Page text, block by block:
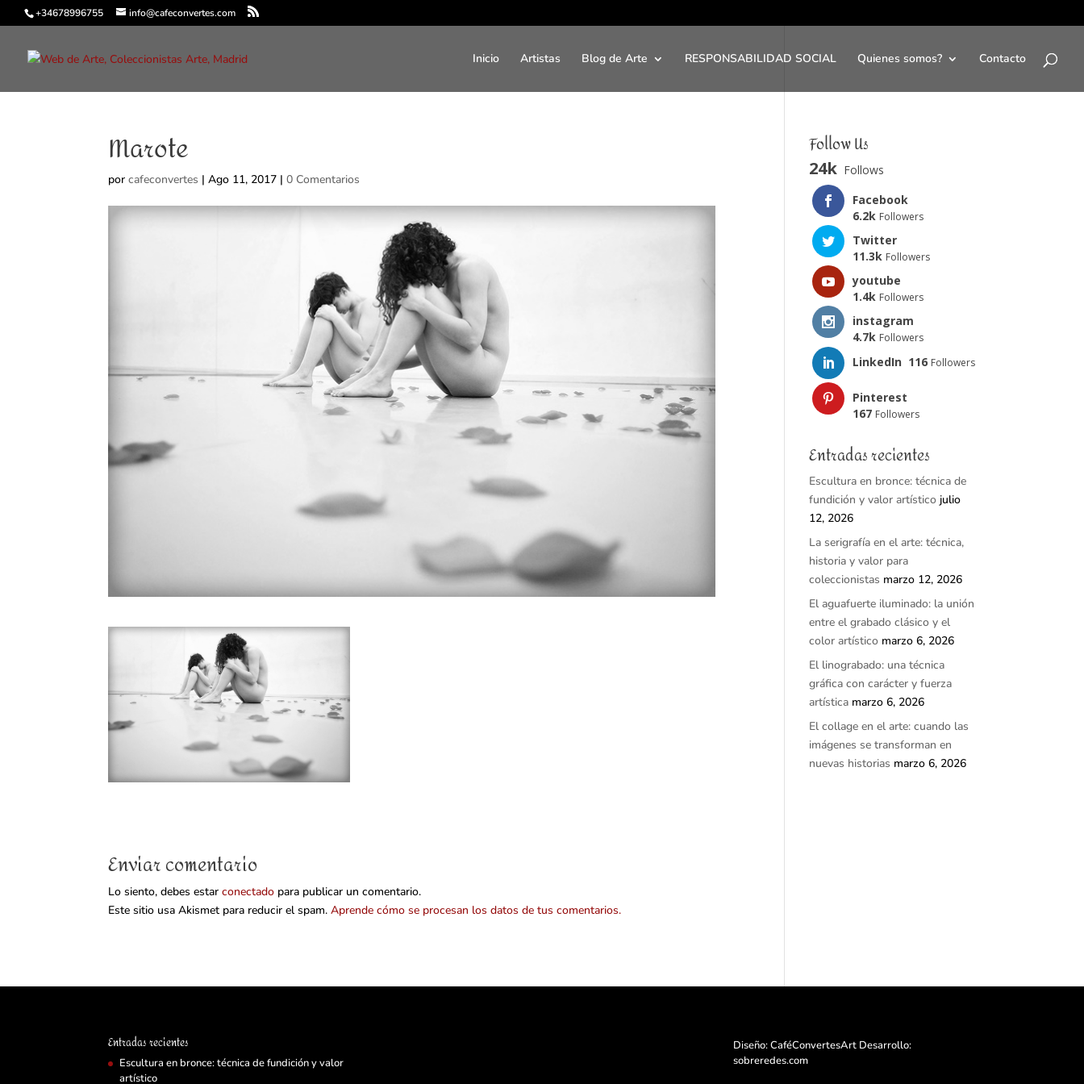
+34678996755 info@cafeconvertes.com
Inicio Artistas Blog de Arte RESPONSABILIDAD SOCIAL Quienes somos? Contacto
Marote
porcafeconvertes |Ago 11, 2017 |0 Comentarios
Enviar comentario
Lo siento, debes estarconectado para publicar un comentario.
Este sitio usa Akismet para reducir el spam.Aprende cómo se procesan los datos de tus comentarios.
Follow Us
24k Follows
Facebook
6.2k Followers
Twitter
11.3k Followers
youtube
1.4k Followers
instagram
4.7k Followers
LinkedIn 116 Followers
Pinterest
167 Followers
Entradas recientes
Escultura en bronce: técnica de
fundición y valor artístico julio
12, 2026
La serigrafía en el arte: técnica,
historia y valor para
coleccionistas marzo 12, 2026
El aguafuerte iluminado: la unión
entre el grabado clásico y el
color artístico marzo 6, 2026
El linograbado: una técnica
gráfica con carácter y fuerza
artística marzo 6, 2026
El collage en el arte: cuando las
imágenes se transforman en
nuevas historias marzo 6, 2026
Entradas recientes
Escultura en bronce: técnica de fundición y valor
artístico
Diseño: CaféConvertesArt Desarrollo:
sobreredes.com